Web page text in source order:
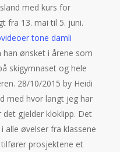
med kurs for
fra 13. mai til 5. juni.
tone damli
han ønsket i årene som
skigymnaset og hele
28/10/2015 by Heidi
med hvor langt jeg har
gjelder kloklipp. Det
alle øvelser fra klassene
prosjektene et